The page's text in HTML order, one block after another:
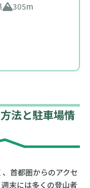
305m
法と駐車場情
首都圏からのアクセ
末には多くの登山者